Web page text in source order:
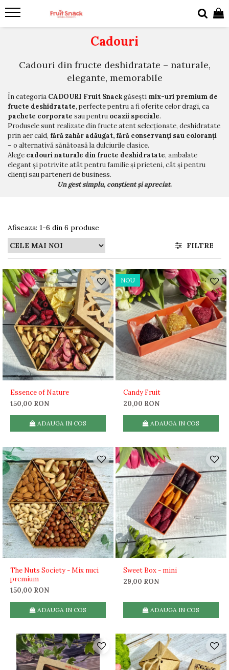
Cadouri
Cadouri din fructe deshidratate – naturale,
elegante, memorabile
În categoria CADOURI Fruit Snackgăsești mix-uri premium de
fructe deshidratate, perfecte pentru a fi oferite celor dragi, ca
pachete corporate sau pentru ocazii speciale.
Produsele sunt realizate din fructe atent selecționate, deshidratate
prin aer cald, fără zahăr adăugat, fără conservanți sau coloranți
– o alternativă sănătoasă la dulciurile clasice.
Alege cadouri naturale din fructe deshidratate, ambalate
elegant și potrivite atât pentru familie și prieteni, cât și pentru
clienți sau parteneri de business.
Un gest simplu, conștient și apreciat.
Afiseaza: 1-6 din 6 produse
FILTRE
Essence of Nature
150,00 RON
ADAUGA IN COS
NOU
Candy Fruit
20,00 RON
ADAUGA IN COS
The Nuts Society - Mix nuci
premium
150,00 RON
ADAUGA IN COS
Sweet Box - mini
29,00 RON
ADAUGA IN COS